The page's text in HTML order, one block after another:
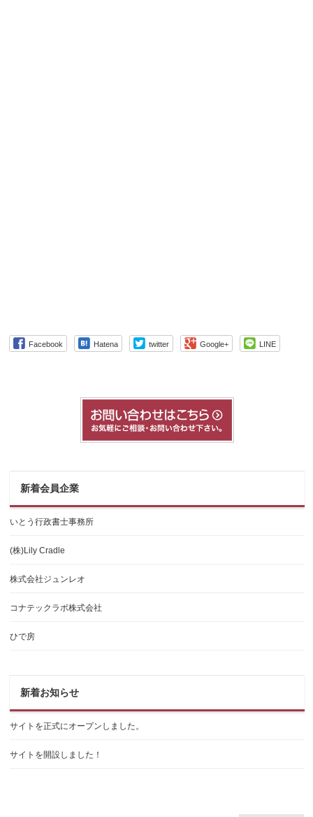
Facebook Hatena twitter Google+ LINE
新着会員企業
いとう行政書士事務所
(株)Lily Cradle
株式会社ジュンレオ
コナテックラボ株式会社
ひで房
新着お知らせ
サイトを正式にオープンしました。
サイトを開設しました！